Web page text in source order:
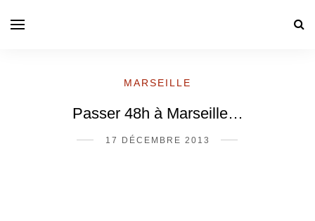
MARSEILLE
Passer 48h à Marseille…
17 DÉCEMBRE 2013